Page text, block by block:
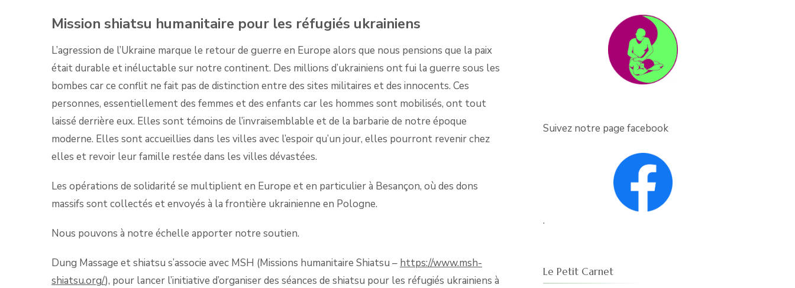
Mission shiatsu humanitaire pour les réfugiés ukrainiens
L’agression de l’Ukraine marque le retour de guerre en Europe alors que nous pensions que la paix
était durable et inéluctable sur notre continent. Des millions d’ukrainiens ont fui la guerre sous les
bombes car ce conflit ne fait pas de distinction entre des sites militaires et des innocents. Ces
personnes, essentiellement des femmes et des enfants car les hommes sont mobilisés, ont tout
laissé derrière eux. Elles sont témoins de l’invraisemblable et de la barbarie de notre époque
moderne. Elles sont accueillies dans les villes avec l’espoir qu’un jour, elles pourront revenir chez
elles et revoir leur famille restée dans les villes dévastées.
Les opérations de solidarité se multiplient en Europe et en particulier à Besançon, où des dons
massifs sont collectés et envoyés à la frontière ukrainienne en Pologne.
Nous pouvons à notre échelle apporter notre soutien.
Dung Massage et shiatsu s’associe avec MSH (Missions humanitaire Shiatsu – https://www.msh-
shiatsu.org/), pour lancer l’initiative d’organiser des séances de shiatsu pour les réfugiés ukrainiens à
Suivez notre page facebook
.
Le Petit Carnet